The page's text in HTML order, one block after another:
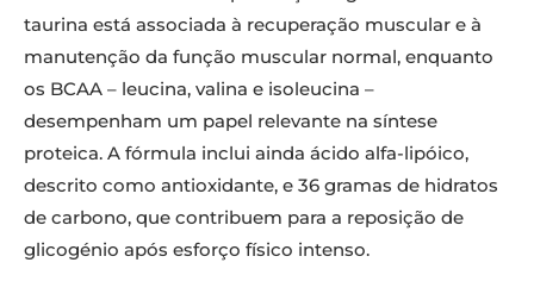
taurina está associada à recuperação muscular e à
manutenção da função muscular normal, enquanto
os BCAA – leucina, valina e isoleucina –
desempenham um papel relevante na síntese
proteica. A fórmula inclui ainda ácido alfa-lipóico,
descrito como antioxidante, e 36 gramas de hidratos
de carbono, que contribuem para a reposição de
glicogénio após esforço físico intenso.